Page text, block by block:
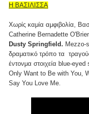
Η ΒΑΣΙΛΙΣΣΑ
Χωρίς καμία αμφιβολία,
Catherine Bernadette
Dusty Springfield. Μezzo-
δραματικό τρόπο τα
έντονμα στοιχεία blue-eyed
Only Want to Be with You,
Say You Love Me.